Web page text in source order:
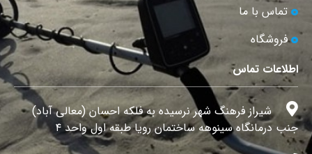
تماس با ما
فروشگاه
اطلاعات تماس
شیراز فرهنگ شهر نرسیده به فلکه احسان (معالی آباد)
جنب درمانگاه سینوهه ساختمان رویا طبقه اول واحد ۴